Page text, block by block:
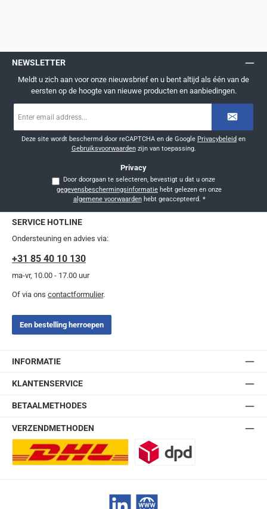
NEWSLETTER
Meldt u zich aan voor onze nieuwsbrief en u bent altijd als één van de
eersten op de hoogte van nieuwe producten en aanbiedingen.
mailadres
Deze site wordt beschermd door reCAPTCHA en de Google Privacybeleid en
Gebruiksvoorwaardenzijn van toepassing.
Privacy
Door doorgaan te selecteren, bevestigt u dat u onze
gegevensbeschermingsinformatie
algemene voorwaardenhebt geaccepteerd. *
SERVICE HOTLINE
Ondersteuning en advies via:
+31 85 40 10 130
ma-vr, 10.00 - 17.00 uur
Of via ons contactformulier.
Een bestelling herroepen
INFORMATIE
KLANTENSERVICE
BETAALMETHODES
VERZENDMETHODEN